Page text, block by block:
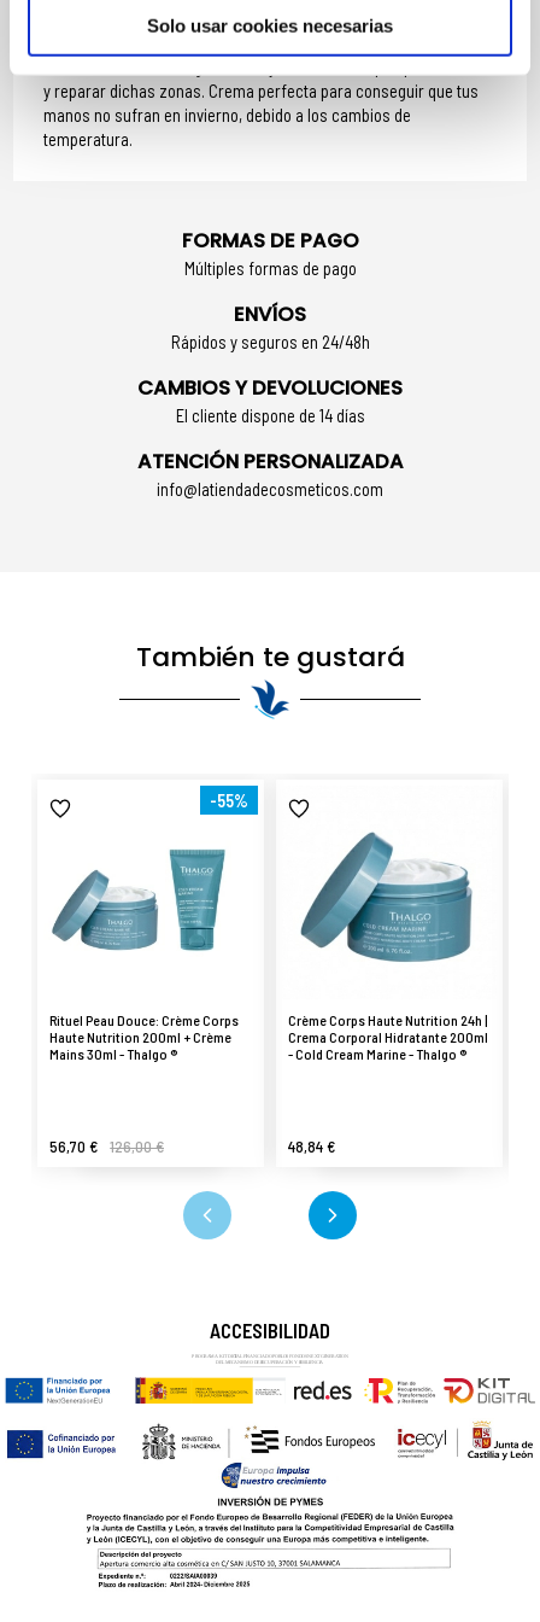
Solo usar cookies necesarias
CREMA DE MANOS IDEAL PARA
y reparar dichas zonas. Crema perfecta para conseguir que tus
manos no sufran en invierno, debido a los cambios de
temperatura.
FORMAS DE PAGO
Múltiples formas de pago
ENVÍOS
Rápidos y seguros en 24/48h
CAMBIOS Y DEVOLUCIONES
El cliente dispone de 14 días
ATENCIÓN PERSONALIZADA
info@latiendadecosmeticos.com
También te gustará
-55%
Rituel Peau Douce: Crème Corps
Haute Nutrition 200ml + Crème
Mains 30ml - Thalgo ®
56,70 € 126,00 €
Crème Corps Haute Nutrition 24h |
Crema Corporal Hidratante 200ml
- Cold Cream Marine - Thalgo ®
48,84 €
ACCESIBILIDAD